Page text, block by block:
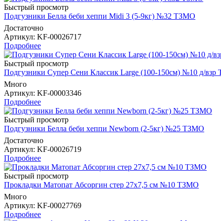
Быстрый просмотр
Подгузники Белла беби хеппи Midi 3 (5-9кг) №32 ТЗМО
Достаточно
Артикул: KF-00026717
Подробнее
Быстрый просмотр
Подгузники Супер Сени Классик Large (100-150см) №10 д/
Много
Артикул: KF-00003346
Подробнее
Быстрый просмотр
Подгузники Белла беби хеппи Newborn (2-5кг) №25 ТЗМО
Достаточно
Артикул: KF-00026719
Подробнее
Быстрый просмотр
Прокладки Матопат Абсоргин стер 27х7,5 см №10 ТЗМО
Много
Артикул: KF-00027769
Подробнее